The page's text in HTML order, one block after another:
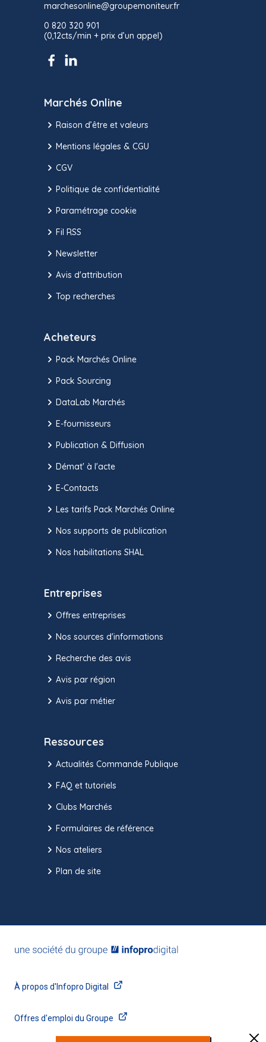
marchesonline@groupemoniteur.fr
0 820 320 901
(0,12cts/min + prix d’un appel)
Marchés Online
Raison d’être et valeurs
Mentions légales & CGU
CGV
Politique de confidentialité
Paramétrage cookie
Fil RSS
Newsletter
Avis d'attribution
Top recherches
Acheteurs
Pack Marchés Online
Pack Sourcing
DataLab Marchés
E-fournisseurs
Publication & Diffusion
Démat' à l'acte
E-Contacts
Les tarifs Pack Marchés Online
Nos supports de publication
Nos habilitations SHAL
Entreprises
Offres entreprises
Nos sources d'informations
Recherche des avis
Avis par région
Avis par métier
Ressources
Actualités Commande Publique
FAQ et tutoriels
Clubs Marchés
Formulaires de référence
Nos ateliers
Plan de site